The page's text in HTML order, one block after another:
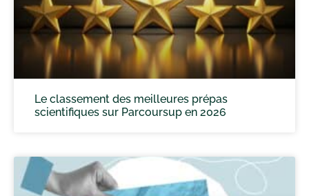
Le classement des meilleures prépas
scientifiques sur Parcoursup en 2026